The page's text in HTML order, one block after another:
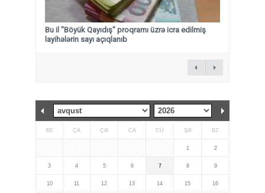
Bu il "Böyük Qayıdış" proqramı üzrə icra edilmiş
layihələrin sayı açıqlanıb
BE ÇA ÇƏ CA CÜ ŞƏ BZ
1 2
3 4 5 6 7 8 9
10 11 12 13 14 15 16